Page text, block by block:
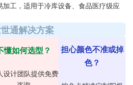
工，适用于冷库设备、食品医疗级应
通解决方案
懂如何选型？
设计团队提供免费
担心颜色不准或掉
色？